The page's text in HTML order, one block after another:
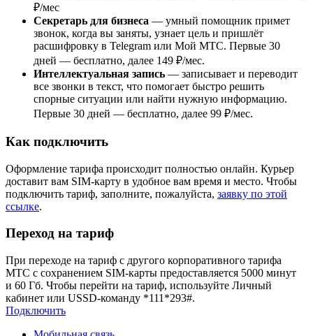
₽/мес
Секретарь для бизнеса — умный помощник примет
звонок, когда вы заняты, узнает цель и пришлёт
расшифровку в Telegram или Мой МТС. Первые 30
дней — бесплатно, далее 149 ₽/мес.
Интеллектуальная запись — записывает и переводит
все звонки в текст, что помогает быстро решить
спорные ситуации или найти нужную информацию.
Первые 30 дней — бесплатно, далее 99 ₽/мес.
Как подключить
Оформление тарифа происходит полностью онлайн. Курьер
доставит вам SIM-карту в удобное вам время и место. Чтобы
подключить тариф, заполните, пожалуйста, заявку по этой
ссылке.
Переход на тариф
При переходе на тариф с другого корпоративного тарифа
МТС с сохранением SIM-карты предоставляется 5000 минут
и 60 Гб. Чтобы перейти на тариф, используйте Личный
кабинет или USSD-команду *111*293#.
Подключить